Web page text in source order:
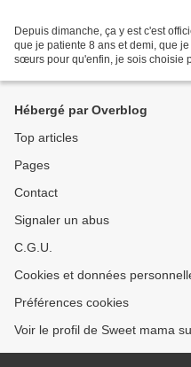
Depuis dimanche, ça y est c'est
que je patiente 8 ans et demi, que
sœurs pour qu'enfin, je sois choisie
Hébergé par Overblog
Top articles
Pages
Contact
Signaler un abus
C.G.U.
Cookies et données
Préférences cookies
Voir le profil de Sweet mama